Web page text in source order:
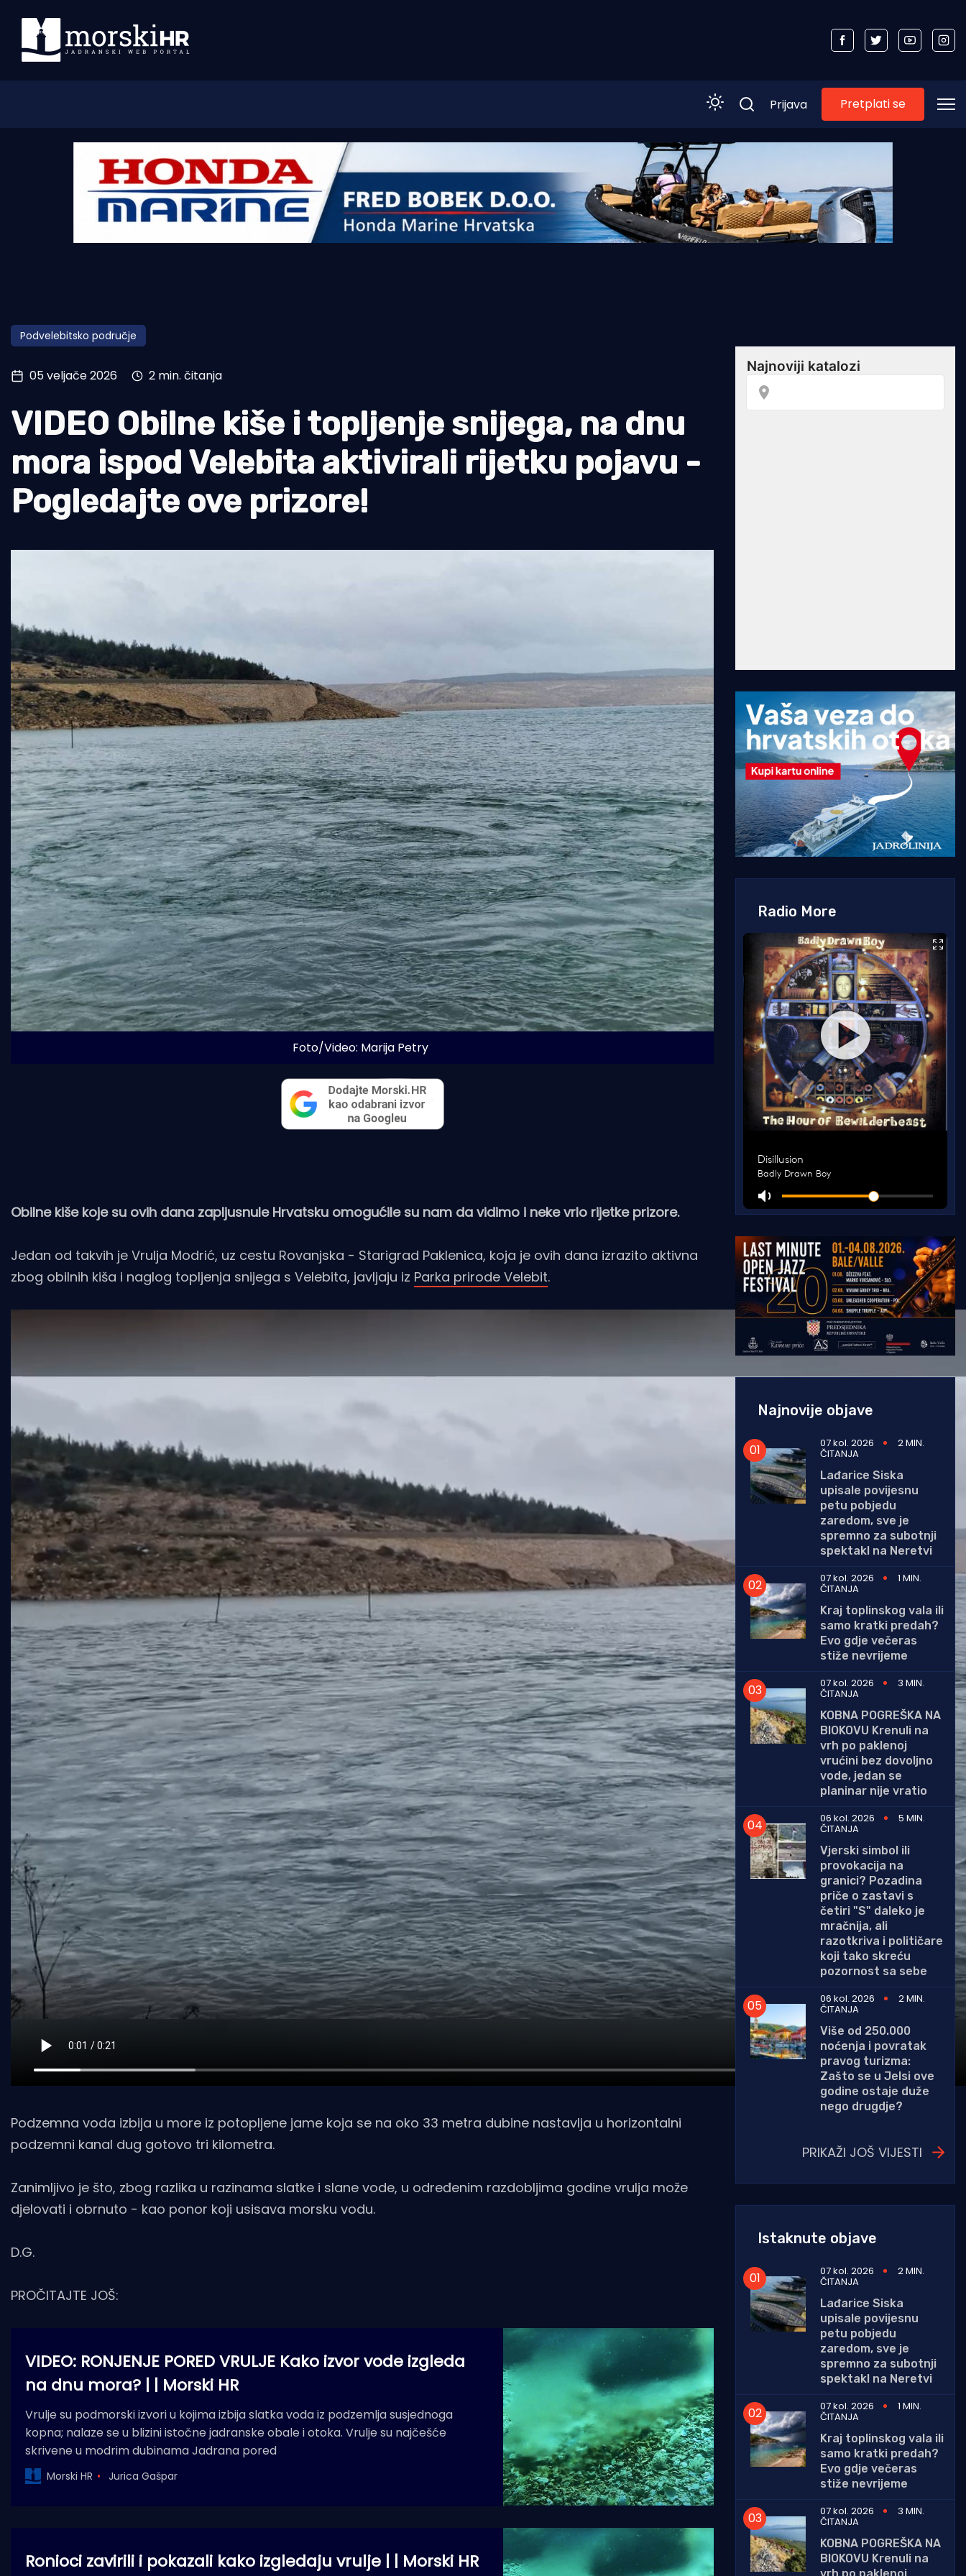
Morski plus
Pomorstvo
Ribolov
Tradicija i kultura
Prijava Pretplati se
Podvelebitsko područje
05 veljače 2026 2 min. čitanja
VIDEO Obilne kiše i topljenje snijega, na dnu
mora ispod Velebita aktivirali rijetku pojavu -
Pogledajte ove prizore!
Foto/Video: Marija Petry
Obilne kiše koje su ovih dana zapljusnule Hrvatsku omogućile su nam da vidimo i neke vrlo rijetke prizore.
Jedan od takvih je Vrulja Modrić, uz cestu Rovanjska - Starigrad Paklenica, koja je ovih dana izrazito aktivna
zbog obilnih kiša i naglog topljenja snijega s Velebita, javljaju iz Parka prirode Velebit.
Podzemna voda izbija u more iz potopljene jame koja se na oko 33 metra dubine nastavlja u horizontalni
podzemni kanal dug gotovo tri kilometra.
Zanimljivo je što, zbog razlika u razinama slatke i slane vode, u određenim razdobljima godine vrulja može
djelovati i obrnuto - kao ponor koji usisava morsku vodu.
D.G.
PROČITAJTE JOŠ:
VIDEO: RONJENJE PORED VRULJE Kako izvor vode izgleda
na dnu mora? | | Morski HR
Vrulje su podmorski izvori u kojima izbija slatka voda iz podzemlja susjednoga
kopna; nalaze se u blizini istočne jadranske obale i otoka. Vrulje su najčešće
skrivene u modrim dubinama Jadrana pored
Morski HR Jurica Gašpar
Ronioci zavirili i pokazali kako izgledaju vrulje | | Morski HR
Radio More
Najnovije objave
07 kol. 2026 2 MIN.
ČITANJA
Lađarice Siska
upisale povijesnu
petu pobjedu
zaredom, sve je
spremno za subotnji
spektakl na Neretvi
07 kol. 2026
1 MIN.
ČITANJA
Kraj toplinskog vala ili
samo kratki predah?
Evo gdje večeras
stiže nevrijeme
07 kol. 2026
3 MIN.
ČITANJA
KOBNA POGREŠKA NA
BIOKOVU Krenuli na
vrh po paklenoj
vrućini bez dovoljno
vode, jedan se
planinar nije vratio
06 kol. 2026
5 MIN.
ČITANJA
Vjerski simbol ili
provokacija na
granici? Pozadina
priče o zastavi s
četiri "S" daleko je
mračnija, ali
razotkriva i političare
koji tako skreću
pozornost sa sebe
06 kol. 2026
2 MIN.
ČITANJA
Više od 250.000
noćenja i povratak
pravog turizma:
Zašto se u Jelsi ove
godine ostaje duže
nego drugdje?
PRIKAŽI JOŠ VIJESTI
Istaknute objave
07 kol. 2026 2 MIN.
ČITANJA
Lađarice Siska
upisale povijesnu
petu pobjedu
zaredom, sve je
spremno za subotnji
spektakl na Neretvi
07 kol. 2026
1 MIN.
ČITANJA
Kraj toplinskog vala ili
samo kratki predah?
Evo gdje večeras
stiže nevrijeme
07 kol. 2026
3 MIN.
ČITANJA
KOBNA POGREŠKA NA
BIOKOVU Krenuli na
vrh po paklenoj